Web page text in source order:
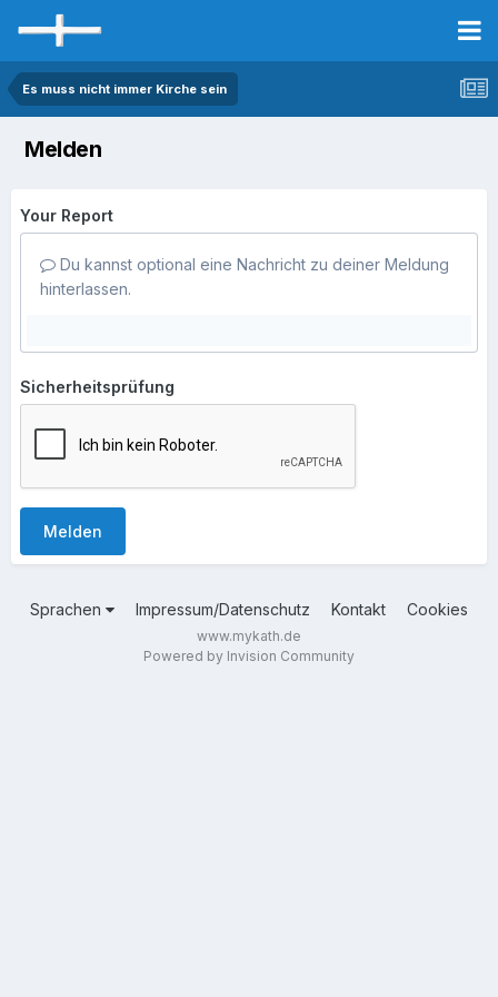
Es muss nicht immer Kirche sein
Melden
Your Report
Du kannst optional eine Nachricht zu deiner Meldung
hinterlassen.
Sicherheitsprüfung
Melden
Sprachen Impressum/Datenschutz Kontakt Cookies
www.mykath.de
Powered by Invision Community